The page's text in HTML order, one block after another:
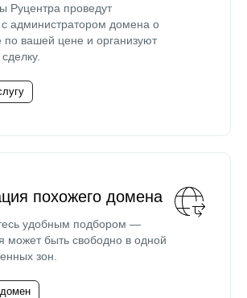
Руцентра проведут
администратором домена о
по вашей цене и организуют
похожего домена
удобным подбором —
может быть свободно в одной
зон.